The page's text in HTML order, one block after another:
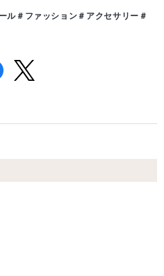
ル＃ファッション＃アクセサリー＃